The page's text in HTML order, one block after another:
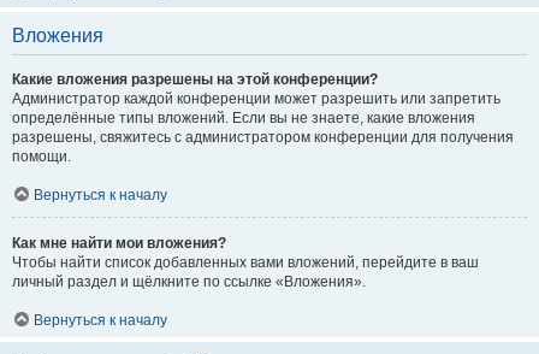
Вложения
Какие вложения разрешены на этой конференции?
Администратор каждой конференции может разрешить или запретить
определённые типы вложений. Если вы не знаете, какие вложения
разрешены, свяжитесь с администратором конференции для получения
помощи.
Вернуться к началу
Как мне найти мои вложения?
Чтобы найти список добавленных вами вложений, перейдите в ваш
личный раздел и щёлкните по ссылке «Вложения».
Вернуться к началу